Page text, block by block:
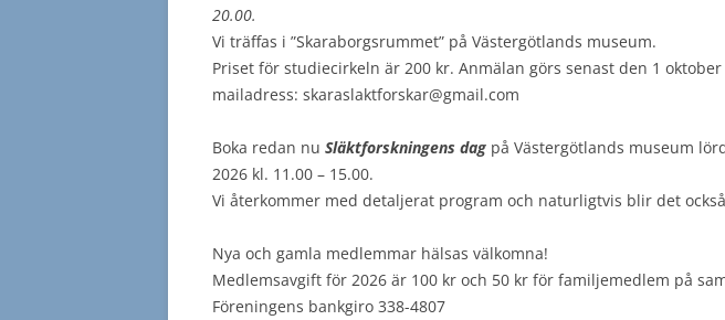
20.00.
Vi träffas i ”Skaraborgsrummet” på Västergötlands museum.
Priset för studiecirkeln är 200 kr. Anmälan görs senast den 1
mailadress: skaraslaktforskar@gmail.com
Boka redan nu Släktforskningens dag på Västergötlands museum
2026 kl. 11.00 – 15.00.
Vi återkommer med detaljerat program och naturligtvis blir det
Nya och gamla medlemmar hälsas välkomna!
Medlemsavgift för 2026 är 100 kr och 50 kr för familjemedlem på
Föreningens bankgiro 338-4807